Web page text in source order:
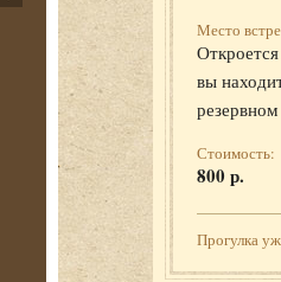
Место
вы
Стоимость:
800 р.
Прогулка